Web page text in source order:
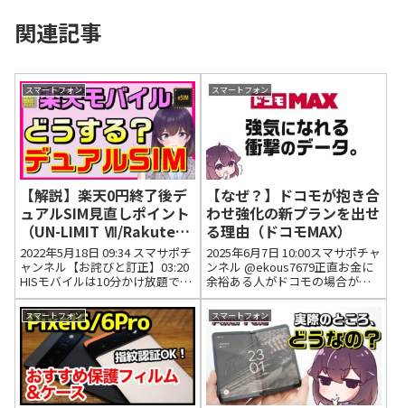
関連記事
スマートフォン
【解説】楽天0円終了後デ
ュアルSIM見直しポイント
（UN-LIMIT Ⅶ/Rakuten
Link/povo）※概要欄訂正
あり
2022年5月18日 09:34 スマサポチ
ャンネル【お詫びと訂正】03:20
HISモバイルは10分かけ放題では
なく5分かけ放題月額500円にな
ります。【補足】08:16 この組み
合わせ場合、マイネオ側にかけ
放題オプションを付けようとす
る...
スマートフォン
【なぜ？】ドコモが抱き合
わせ強化の新プランを出せ
る理由（ドコモMAX）
2025年6月7日 10:00スマサポチャ
ンネル @ekous7679正直お金に
余裕ある人がドコモの場合が多
い気がします2025年6月14日
11:39 いいね3件 返信0件
@hirazen_musicこの前ドコモシ
ョップで端末返却しに行...
スマートフォン スマートフォン